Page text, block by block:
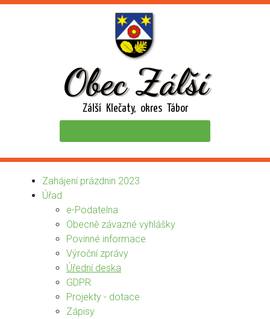
Obec Zálší
Zálší Klečaty, okres Tábor
Zahájení prázdnin 2023
Úřad
e-Podatelna
Obecně závazné vyhlášky
Povinné informace
Výroční zprávy
Úřední deska
GDPR
Projekty - dotace
Zápisy